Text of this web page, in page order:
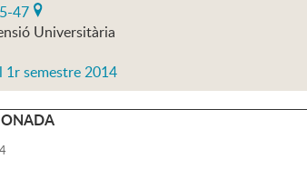
47
Universitària
1r semestre 2014